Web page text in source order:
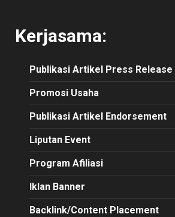
Kerjasama:
Publikasi Artikel Press Release
Promosi Usaha
Publikasi Artikel Endorsement
Liputan Event
Program Afiliasi
Iklan Banner
Backlink/Content Placement